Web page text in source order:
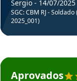
em depoimento
Sergio - 14/07/2025
SGC: CBM RJ -
2025_001)
Estudante Cicero
Aprovados